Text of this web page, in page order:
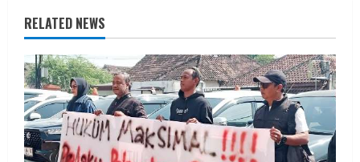
u
e
R
e
a
RELATED NEWS